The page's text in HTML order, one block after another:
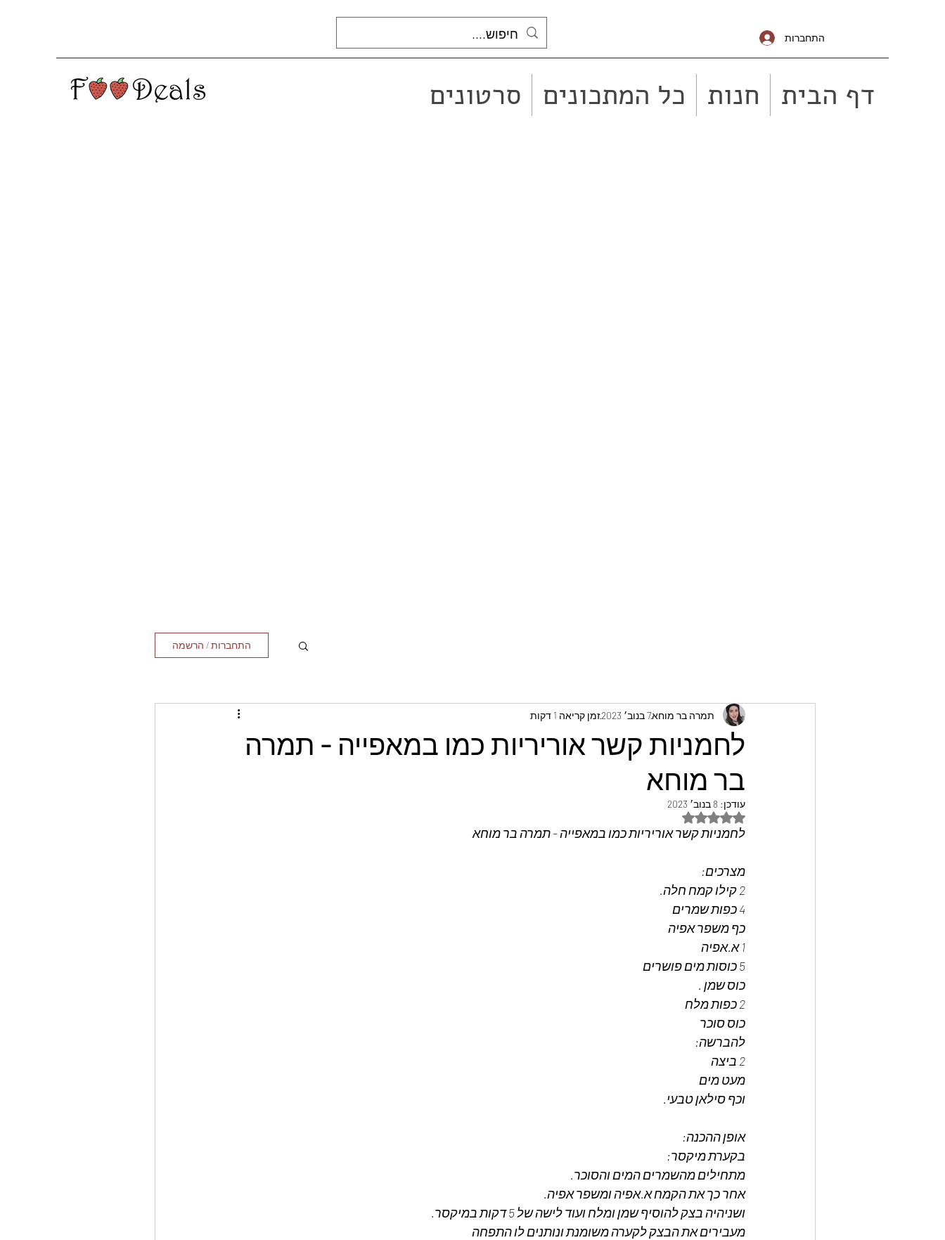
התחברות
דף הבית חנות כל המתכונים סרטונים
התחברות / הרשמה
לחמניות קשר אוריריות כמו במאפייה - תמרה
בר מוחא
תמרה בר מוחא7 בנוב׳ 2023 זמן קריאה 1 דקות
עודכן: 8 בנוב׳ 2023
דירוג של NaN מתוך 5 כוכבים
לחמניות קשר אוריריות כמו במאפייה - תמרה בר מוחא
מצרכים:
2 קילו קמח חלה.
4 כפות שמרים
כף משפר אפיה
1 א.אפיה
5 כוסות מים פושרים
כוס שמן .
2 כפות מלח
כוס סוכר
להברשה:
2 ביצה
מעט מים
וכף סילאן טבעי.
אופן ההכנה:
בקערת מיקסר:
מתחילים מהשמרים המים והסוכר.
אחר כך את הקמח א.אפיה ומשפר אפיה.
ושניהיה בצק להוסיף שמן ומלח ועוד לישה של 5 דקות במיקסר.
מעבירים את הבצק לקערה משומנת ונותנים לו התפחה